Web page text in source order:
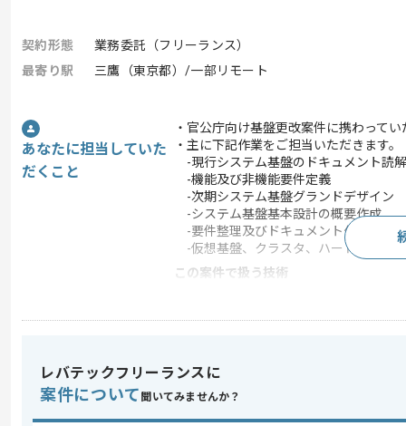
契約形態
業務委託（フリーランス）
最寄り駅
三鷹（東京都）/一部リモート
あなたに担当していた
だくこと
・官公庁向け基盤更改案件に携わって
・主に下記作業をご担当いただきます。
-現行システム基盤のドキュメント読解
-機能及び非機能要件定義
-次期システム基盤グランドデザイン
-システム基盤基本設計の概要作成
-要件整理及びドキュメント作成
-仮想基盤、クラスタ、ハードウェア
この案件で扱う技術
特徴
レバテックフリーランスに
案件について 聞いてみませんか？